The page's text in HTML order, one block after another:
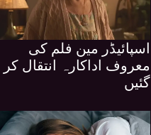
اسپائیڈر مین فلم کی
معروف اداکارہ انتقال کر
گئیں